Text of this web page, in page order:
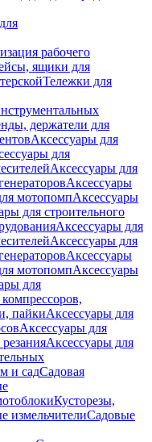
рабочего
ящики для
Тележки для
держатели для
Аксессуары для
для
Аксессуары для
Аксессуары
мотопомпАксессуары
для строительного
Аксессуары для
Аксессуары для
Аксессуары
мотопомпАксессуары
для
пайкиАксессуары для
Аксессуары для
Аксессуары для
и садСадовая
Кусторезы,
измельчителиСадовые